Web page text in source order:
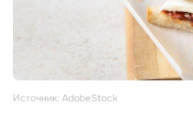
Источник: AdobeStock